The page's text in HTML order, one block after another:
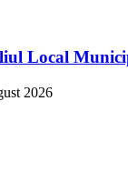
Local
2026